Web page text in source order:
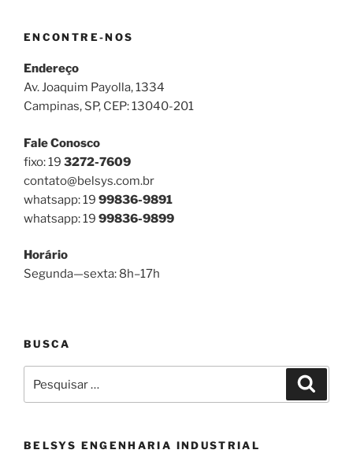
ENCONTRE-NOS
Endereço
Av. Joaquim Payolla, 1334
Campinas, SP, CEP: 13040-201
Fale Conosco
fixo: 19 3272-7609
contato@belsys.com.br
whatsapp: 19 99836-9891
whatsapp: 19 99836-9899
Horário
Segunda—sexta: 8h–17h
BUSCA
por:
BELSYS ENGENHARIA INDUSTRIAL